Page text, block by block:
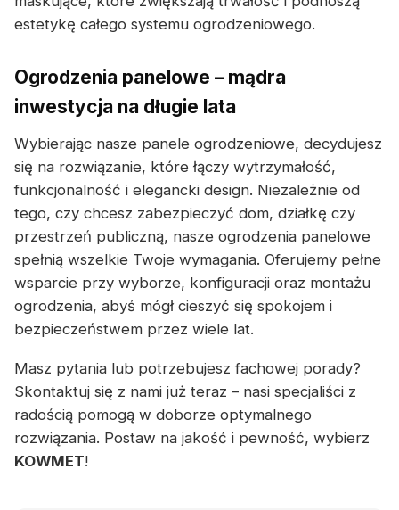
estetykę całego systemu ogrodzeniowego.
Ogrodzenia panelowe – mądra
inwestycja na długie lata
Wybierając nasze panele ogrodzeniowe, decydujesz
się na rozwiązanie, które łączy wytrzymałość,
funkcjonalność i elegancki design. Niezależnie od
tego, czy chcesz zabezpieczyć dom, działkę czy
przestrzeń publiczną, nasze ogrodzenia panelowe
spełnią wszelkie Twoje wymagania. Oferujemy pełne
wsparcie przy wyborze, konfiguracji oraz montażu
ogrodzenia, abyś mógł cieszyć się spokojem i
bezpieczeństwem przez wiele lat.
Masz pytania lub potrzebujesz fachowej porady?
Skontaktuj się z nami już teraz – nasi specjaliści z
radością pomogą w doborze optymalnego
rozwiązania. Postaw na jakość i pewność, wybierz
KOWMET!